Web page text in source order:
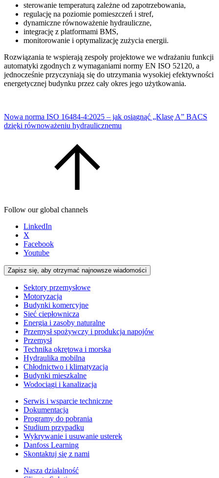
sterowanie temperaturą zależne od zapotrzebowania,
regulację na poziomie pomieszczeń i stref,
dynamiczne równoważenie hydrauliczne,
integrację z platformami BMS,
monitorowanie i optymalizację zużycia energii.
Rozwiązania te wspierają zespoły projektowe we wdrażaniu funkcji
automatyki zgodnych z wymaganiami normy EN ISO 52120, a
jednocześnie przyczyniają się do utrzymania wysokiej efektywności
energetycznej budynku przez cały okres jego użytkowania.
Nowa norma ISO 16484-4:2025 – jak osiągnąć „Klasę A” BACS
dzięki równoważeniu hydraulicznemu
Follow our global channels
LinkedIn
X
Facebook
Youtube
Zapisz się, aby otrzymać najnowsze wiadomości
Sektory przemysłowe
Motoryzacja
Budynki komercyjne
Sieć ciepłownicza
Energia i zasoby naturalne
Przemysł spożywczy i produkcja napojów
Przemysł
Technika okrętowa i morska
Hydraulika mobilna
Chłodnictwo i klimatyzacja
Budynki mieszkalne
Wodociągi i kanalizacja
Serwis i wsparcie techniczne
Dokumentacja
Programy do pobrania
Studium przypadku
Wykrywanie i usuwanie usterek
Danfoss Learning
Skontaktuj się z nami
Nasza działalność